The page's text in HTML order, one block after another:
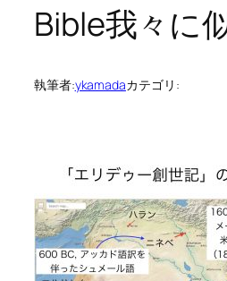
Bible我々に
執筆者:ykamadaカテゴリ: